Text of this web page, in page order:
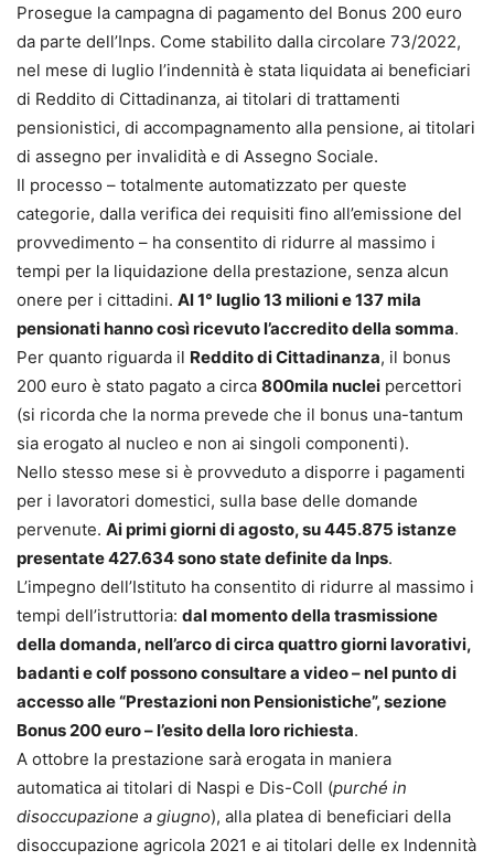
Prosegue la campagna di pagamento del Bonus 200 euro
da parte dell’Inps. Come stabilito dalla circolare 73/2022,
nel mese di luglio l’indennità è stata liquidata ai beneficiari
di Reddito di Cittadinanza, ai titolari di trattamenti
pensionistici, di accompagnamento alla pensione, ai titolari
di assegno per invalidità e di Assegno Sociale.
Il processo – totalmente automatizzato per queste
categorie, dalla verifica dei requisiti fino all’emissione del
provvedimento – ha consentito di ridurre al massimo i
tempi per la liquidazione della prestazione, senza alcun
onere per i cittadini. Al 1° luglio 13 milioni e 137 mila
pensionati hanno così ricevuto l’accredito della somma.
Per quanto riguarda il Reddito di Cittadinanza, il bonus
200 euro è stato pagato a circa 800mila nuclei percettori
(si ricorda che la norma prevede che il bonus una-tantum
sia erogato al nucleo e non ai singoli componenti).
Nello stesso mese si è provveduto a disporre i pagamenti
per i lavoratori domestici, sulla base delle domande
pervenute. Ai primi giorni di agosto, su 445.875 istanze
presentate 427.634 sono state definite da Inps.
L’impegno dell’Istituto ha consentito di ridurre al massimo i
tempi dell’istruttoria: dal momento della trasmissione
della domanda, nell’arco di circa quattro giorni lavorativi,
badanti e colf possono consultare a video – nel punto di
accesso alle “Prestazioni non Pensionistiche”, sezione
Bonus 200 euro – l’esito della loro richiesta.
A ottobre la prestazione sarà erogata in maniera
automatica ai titolari di Naspi e Dis-Coll (purché in
disoccupazione a giugno), alla platea di beneficiari della
disoccupazione agricola 2021 e ai titolari delle ex Indennità